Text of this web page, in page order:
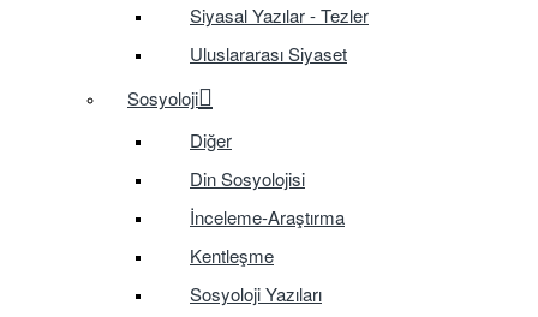
Siyasal Yazılar - Tezler
Uluslararası Siyaset
Sosyoloji
Diğer
Din Sosyolojisi
İnceleme-Araştırma
Kentleşme
Sosyoloji Yazıları